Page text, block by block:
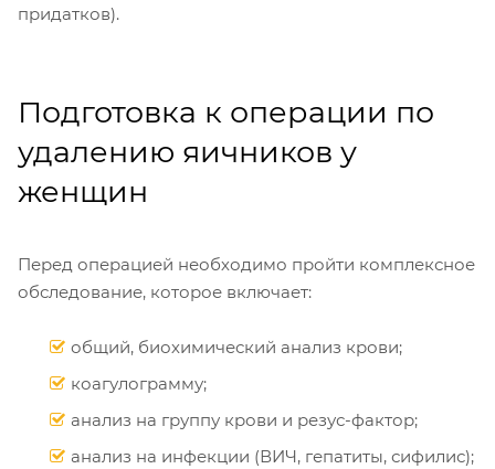
придатков).
Подготовка к операции по
удалению яичников у
женщин
Перед операцией необходимо пройти комплексное
обследование, которое включает:
общий, биохимический анализ крови;
коагулограмму;
анализ на группу крови и резус-фактор;
анализ на инфекции (ВИЧ, гепатиты, сифилис);